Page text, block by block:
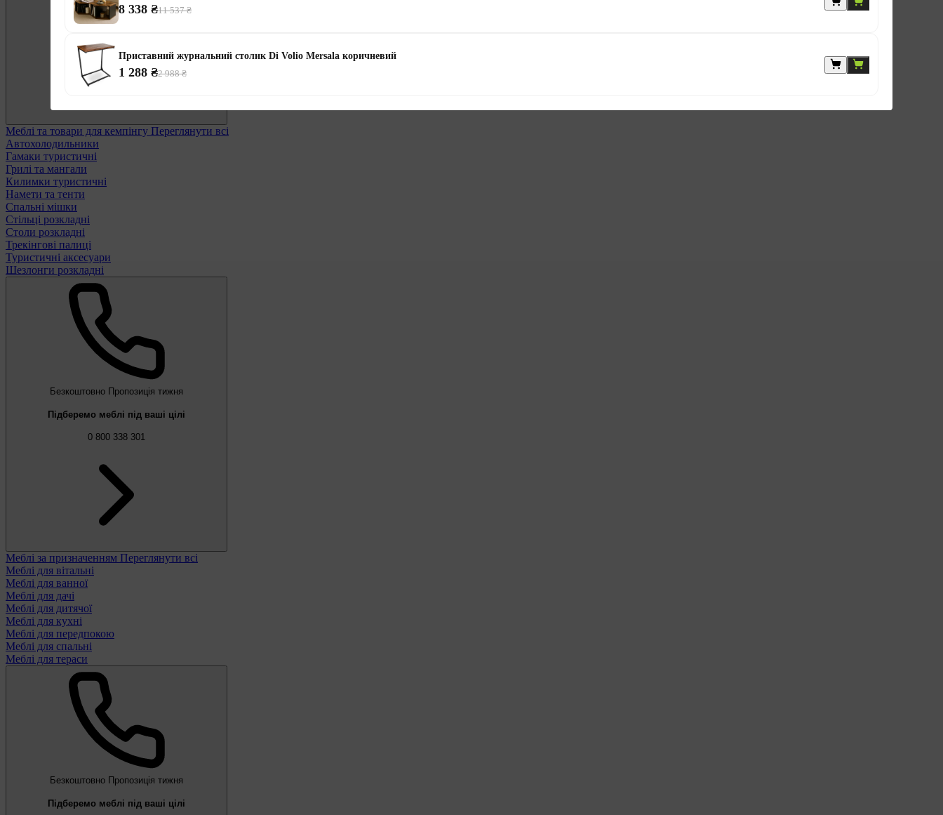
0 800 338 301
Меблі та товари для кемпінгу Переглянути всі
Автохолодильники
Гамаки туристичні
Грилі та мангали
Килимки туристичні
Намети та тенти
Спальні мішки
Стільці розкладні
Столи розкладні
Трекінгові палиці
Туристичні аксесуари
Шезлонги розкладні
Безкоштовно Пропозиція тижня
Підберемо меблі під ваші цілі
0 800 338 301
Меблі за призначенням Переглянути всі
Меблі для вітальні
Меблі для ванної
Меблі для дачі
Меблі для дитячої
Меблі для кухні
Меблі для передпокою
Меблі для спальні
Меблі для тераси
Безкоштовно Пропозиція тижня
Підберемо меблі під ваші цілі
8 338 ₴11 537 ₴
Приставний журнальний столик Di Volio Mersala коричневий
1 288 ₴2 988 ₴